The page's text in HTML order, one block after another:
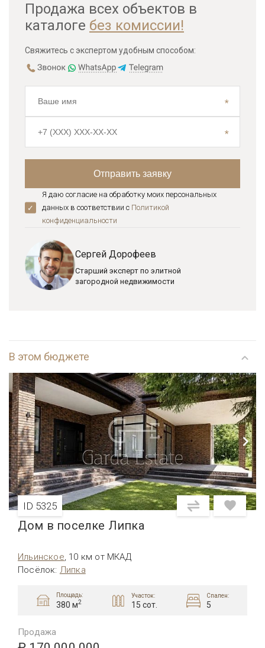
Продажа всех объектов в
каталоге без комиссии!
Свяжитесь с экспертом удобным способом:
Я даю согласие на обработку моих персональных
данных в соответствии с Политикой
конфиденциальноcти
Сергей Дорофеев
Старший эксперт по элитной
загородной недвижимости
В этом бюджете
ID 5325
Дом в поселке Липка
Ильинское, 10 км от МКАД
Посёлок: Липка
Площадь:
380 м2
Участок:
15 сот.
Спален:
5
Продажа